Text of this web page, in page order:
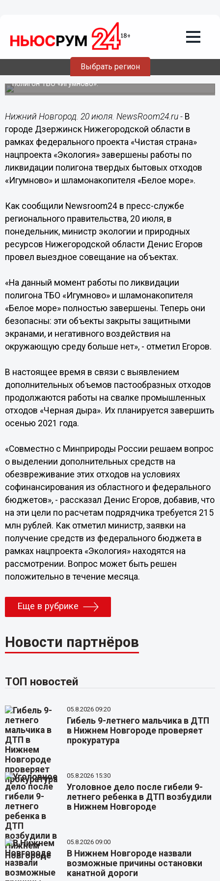
Выбрать регион
20.07.202020:41
В Дзержинске ликвидировали «Белое
море»
Также в рамках нацпроекта «Экология» ликвидирован
полигон ТБО «Игумново».
Нижний Новгород. 20 июля. NewsRoom24.ru - В
городе Дзержинск Нижегородской области в
рамках федерального проекта «Чистая страна»
нацпроекта «Экология» завершены работы по
ликвидации полигона твердых бытовых отходов
«Игумново» и шламонакопителя «Белое море».
Как сообщили Newsroom24 в пресс-службе
регионального правительства, 20 июля, в
понедельник, министр экологии и природных
ресурсов Нижегородской области Денис Егоров
провел выездное совещание на объектах.
«На данный момент работы по ликвидации
полигона ТБО «Игумново» и шламонакопителя
«Белое море» полностью завершены. Теперь они
безопасны: эти объекты закрыты защитными
экранами, и негативного воздействия на
окружающую среду больше нет», - отметил Егоров.
В настоящее время в связи с выявлением
дополнительных объемов пастообразных отходов
продолжаются работы на свалке промышленных
отходов «Черная дыра». Их планируется завершить
осенью 2021 года.
«Совместно с Минприроды России решаем вопрос
о выделении дополнительных средств на
обезвреживание этих отходов на условиях
софинансирования из областного и федерального
бюджетов», - рассказал Денис Егоров, добавив, что
на эти цели по расчетам подрядчика требуется 215
млн рублей. Как отметил министр, заявки на
получение средств из федерального бюджета в
рамках нацпроекта «Экология» находятся на
рассмотрении. Вопрос может быть решен
положительно в течение месяца.
Еще в рубрике
Новости партнёров
ТОП новостей
05.8.2026 09:20
Гибель 9-летнего мальчика в ДТП
в Нижнем Новгороде проверяет
прокуратура
05.8.2026 15:30
Уголовное дело после гибели 9-
летнего ребенка в ДТП возбудили
в Нижнем Новгороде
05.8.2026 09:00
В Нижнем Новгороде назвали
возможные причины остановки
канатной дороги